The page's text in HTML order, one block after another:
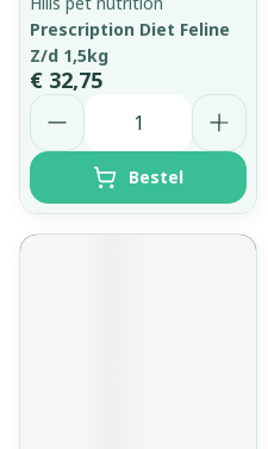
Prescription Diet Feline
Z/d 1,5kg
€ 32,75
Aantal
Bestel